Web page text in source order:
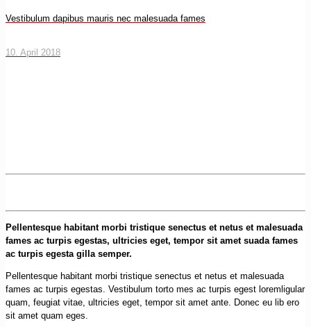
Vestibulum dapibus mauris nec malesuada fames
10. April 2018
Pellentesque habitant morbi tristique senectus et netus et malesuada
fames ac turpis egestas, ultricies eget, tempor sit amet suada fames
ac turpis egesta gilla semper.
Pellentesque habitant morbi tristique senectus et netus et malesuada
fames ac turpis egestas. Vestibulum torto mes ac turpis egest loremligular
quam, feugiat vitae, ultricies eget, tempor sit amet ante. Donec eu lib ero
sit amet quam eges.